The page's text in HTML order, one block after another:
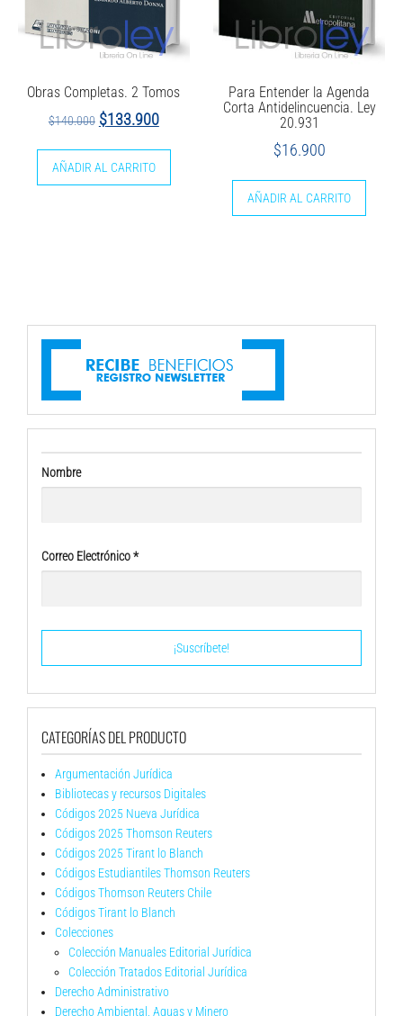
Obras Completas. 2 Tomos
$140.000 El
original
$133.900El
AÑADIR AL CARRITO
Para Entender la Agenda
Corta Antidelincuencia. Ley
20.931
$16.900
AÑADIR AL CARRITO
Nombre
Correo Electrónico*
CATEGORÍAS DEL PRODUCTO
Argumentación Jurídica
Bibliotecas y recursos Digitales
Códigos 2025 Nueva Jurídica
Códigos 2025 Thomson Reuters
Códigos 2025 Tirant lo Blanch
Códigos Estudiantiles Thomson Reuters
Códigos Thomson Reuters Chile
Códigos Tirant lo Blanch
Colecciones
Colección Manuales Editorial Jurídica
Colección Tratados Editorial Jurídica
Derecho Administrativo
Derecho Ambiental, Aguas y Minero